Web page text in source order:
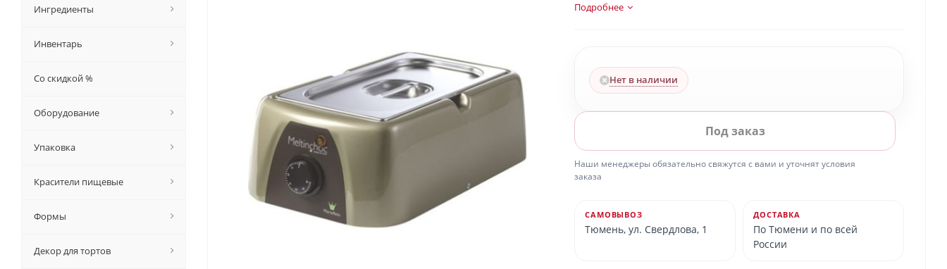
Подробнее
Нет в наличии
Под заказ
Наши менеджеры обязательно свяжутся с вами и уточнят условия
заказа
САМОВЫВОЗ
Тюмень, ул. Свердлова, 1
ДОСТАВКА
По Тюмени и по всей
России
Ингредиенты
Инвентарь
Со скидкой %
Оборудование
Упаковка
Красители пищевые
Формы
Декор для тортов